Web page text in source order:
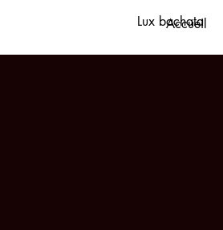
Lux bachata
Accueil